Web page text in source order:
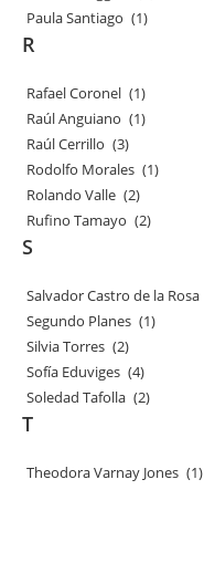
Paula Santiago (1)
R
Rafael Coronel (1)
Raúl Anguiano (1)
Raúl Cerrillo (3)
Rodolfo Morales (1)
Rolando Valle (2)
Rufino Tamayo (2)
S
Salvador Castro de la Rosa
Segundo Planes (1)
Silvia Torres (2)
Sofía Eduviges (4)
Soledad Tafolla (2)
T
Theodora Varnay Jones (1)